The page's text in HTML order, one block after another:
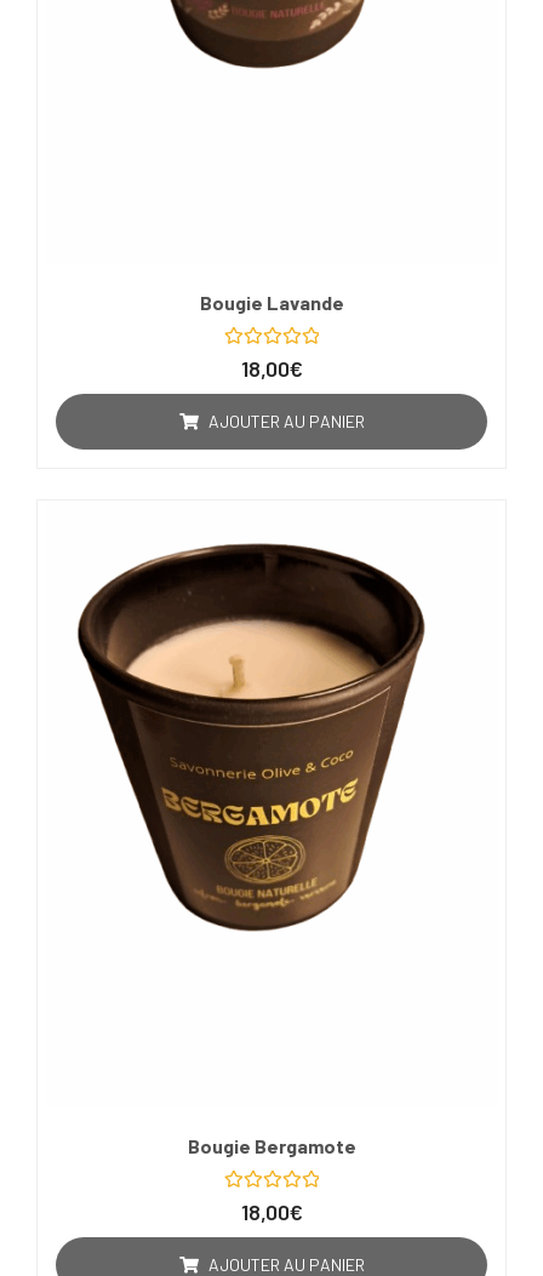
Bougie Lavande
Note
sur
5
18,00€
AJOUTER AU PANIER
Bougie Bergamote
Note
sur
5
18,00€
AJOUTER AU PANIER